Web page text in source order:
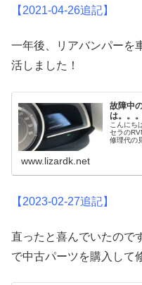
【2021-04-26追記】
一年後、リアバンパーを
活しました！
故障中
は。。。
こんにち
セラの
修理代の
www.lizardk.net
【2023-02-27追記】
直ったと喜んでいたので
で中古パーツを購入して